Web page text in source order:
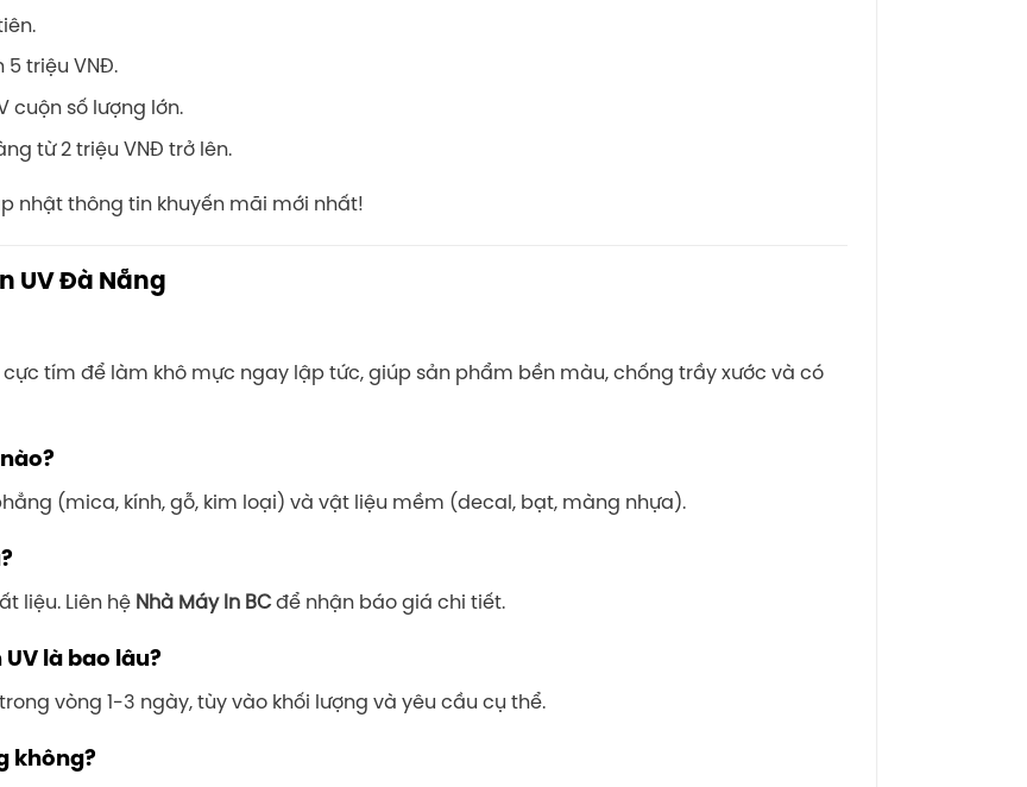
5 triệu VNĐ.
cuộn số lượng lớn.
từ 2 triệu VNĐ trở lên.
nhật thông tin khuyến mãi mới nhất!
UV Đà Nẵng
cực tím để làm khô mực ngay lập tức, giúp sản phẩm bền màu, chống trầy xước và có
(mica, kính, gỗ, kim loại) và vật liệu mềm (decal, bạt, màng nhựa).
liệu. Liên hệ Nhà Máy In BC để nhận báo giá chi tiết.
là bao lâu?
vòng 1-3 ngày, tùy vào khối lượng và yêu cầu cụ thể.
không?